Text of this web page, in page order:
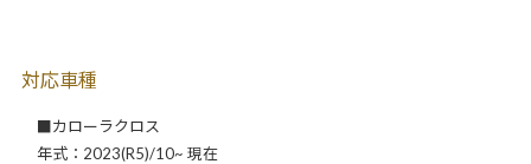
対応車種
■カローラクロス
年式：2023(R5)/10~ 現在